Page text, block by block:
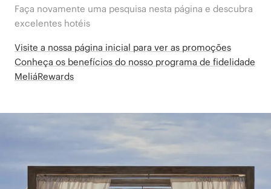
Faça novamente uma pesquisa nesta página e descubra
excelentes hotéis
Visite a nossa página inicial para ver as promoções
Conheça os benefícios do nosso programa de fidelidade
MeliáRewards